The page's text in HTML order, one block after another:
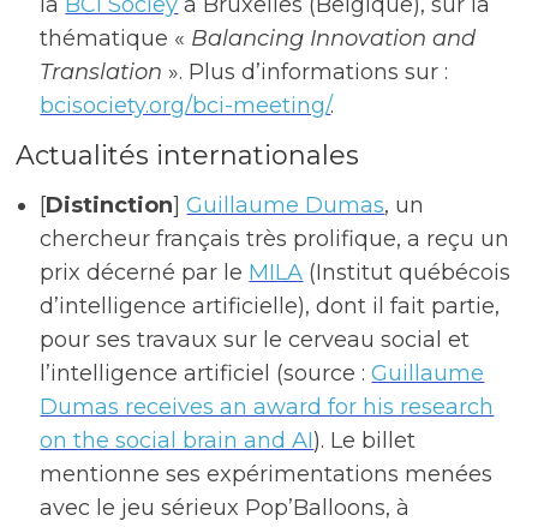
thématique « Balancing Innovation and
Translation ». Plus d’informations sur :
bcisociety.org/bci-meeting/.
Actualités internationales
[Distinction]Guillaume Dumas, un
chercheur français très prolifique, a reçu un
prix décerné par le MILA (Institut québécois
d’intelligence artificielle), dont il fait partie,
pour ses travaux sur le cerveau social et
l’intelligence artificiel (source :Guillaume
Dumas receives an award for his research
on the social brain and AI). Le billet
mentionne ses expérimentations menées
avec le jeu sérieux Pop’Balloons, à